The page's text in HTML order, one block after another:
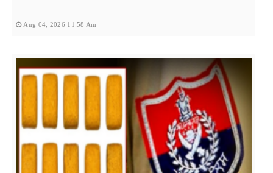
Aug 04, 2026 11:58 Am